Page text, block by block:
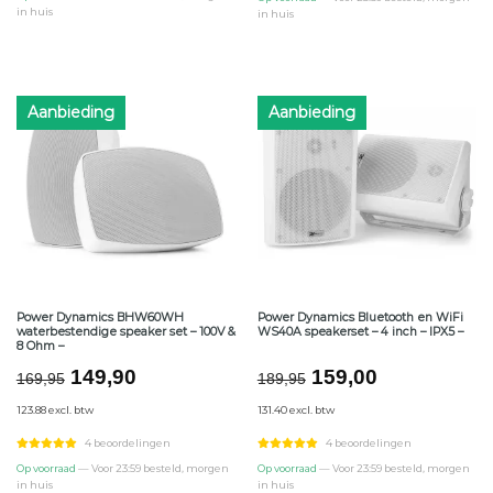
in huis
in huis
Aanbieding
Power Dynamics BHW60WH
waterbestendige speaker set – 100V &
8 Ohm –
169,95 Oorspronkelijke
was:
€169,95.
149,90Huidige
€149,90.
123.88 excl. btw
4 beoordelingen
Op voorraad — Voor 23:59 besteld, morgen
in huis
Aanbieding
Power Dynamics Bluetooth en WiFi
WS40A speakerset – 4 inch – IPX5 –
189,95 Oorspronkelijke
was:
€189,95.
159,00Huidige
€159,00.
131.40 excl. btw
4 beoordelingen
Op voorraad — Voor 23:59 besteld, morgen
in huis